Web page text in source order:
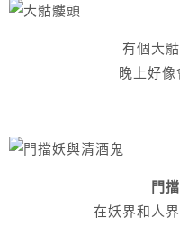
有個大
晚上好
門
在妖界和人